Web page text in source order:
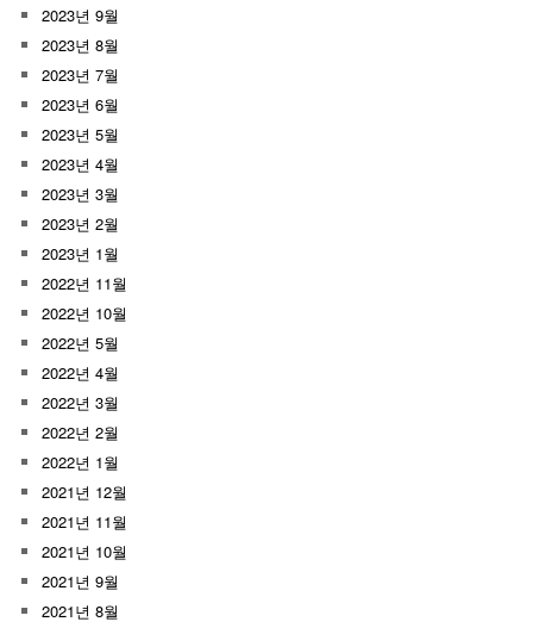
2023년 9월
2023년 8월
2023년 7월
2023년 6월
2023년 5월
2023년 4월
2023년 3월
2023년 2월
2023년 1월
2022년 11월
2022년 10월
2022년 5월
2022년 4월
2022년 3월
2022년 2월
2022년 1월
2021년 12월
2021년 11월
2021년 10월
2021년 9월
2021년 8월